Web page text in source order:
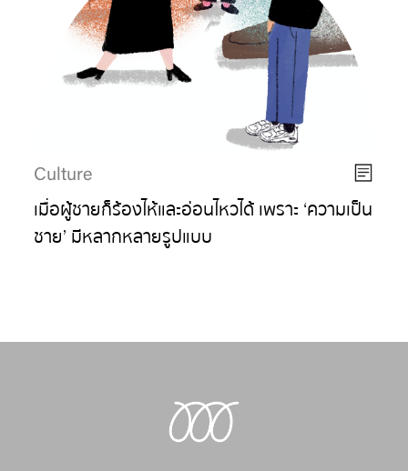
Culture
เมื่อผู้ชายก็ร้องไห้และอ่อนไหวได้ เพราะ ‘ความเป็น
ชาย’ มีหลากหลายรูปแบบ